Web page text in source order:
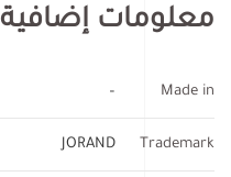
معلومات إضافية
Made in
–
Trademark
JORAND